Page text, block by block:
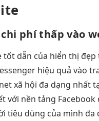
chi phí thấp vào
tốt dẫn của hiển thị đẹp
hiệu quả vào
xã hội đa dạng nhất
với nền tảng
tiêu dùng của mình